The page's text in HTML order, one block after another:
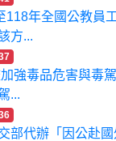
118年全國公教員
方...
強毒品危害與毒
...
部代辦「因公赴